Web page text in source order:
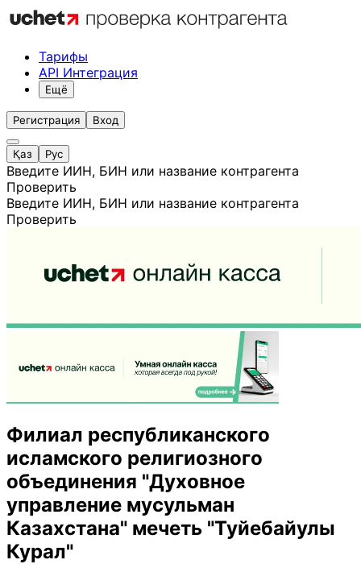
Тарифы
API Интеграция
Ещё
Регистрация Вход
Қаз Рус
Введите ИИН, БИН или название контрагента
Проверить
Введите ИИН, БИН или название контрагента
Проверить
Филиал республиканского
исламского религиозного
объединения "Духовное
управление мусульман
Казахстана" мечеть "Туйебайулы
Курал"